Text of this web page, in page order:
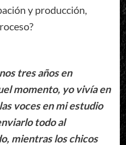
y producción,
tres años en
momento, yo vivía en
voces en mi estudio
todo al
mientras los chicos